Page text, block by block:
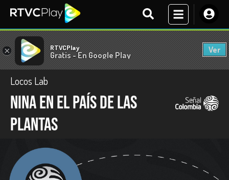
× RTVCPlay
Gratis - En Google Play
Ver
Locos Lab
Nina en el país de las
plantas